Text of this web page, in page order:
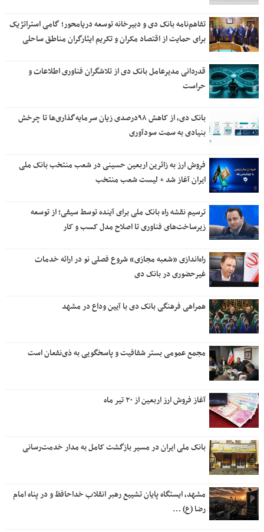
تفاهم‌نامه بانک دی و دبیرخانه توسعه دریامحور؛ گامی استراتژیک
برای حمایت از اقتصاد مکران و تکریم ایثارگران مناطق ساحلی
قدردانی مدیرعامل بانک دی از تلاشگران فناوری اطلاعات و
حراست
بانک دی، از کاهش ۹۸درصدی زیان سرمایه‌گذاری‌ها تا چرخش
بنیادی به سمت سودآوری
فروش ارز به زائرین اربعین حسینی در شعب منتخب بانک ملی
ایران آغاز شد + لیست شعب منتخب
ترسیم نقشه راه بانک ملی برای آینده توسط سیفی؛ از توسعه
زیرساخت‌های فناوری تا اصلاح مدل کسب و کار
راه‌اندازی «شعبه مجازی» شروع فصلی نو در ارائه خدمات
غیرحضوری در بانک دی
همراهی فرهنگی بانک دی با آیین وداع در مشهد
مجمع عمومی بستر شفافیت و پاسخگویی به ذی‌نفعان است
آغاز فروش ارز اربعین از ۲۰ تیر ماه
بانک ملی ایران در مسیر بازگشت کامل به مدار خدمت‌رسانی
مشهد، ایستگاه پایان تشییع رهبر انقلاب خداحافظ و در پناه امام
رضا (ع) …